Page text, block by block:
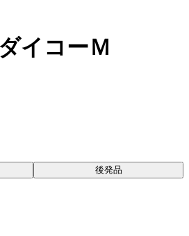
イコーＭ
後発品